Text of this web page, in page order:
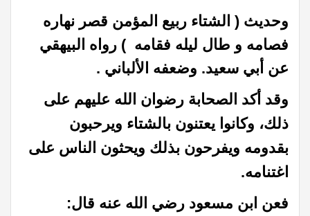
وحديث ( الشتاء ربيع المؤمن قصر نهاره
فصامه و طال ليله فقامه )‌ رواه البيهقي
عن أبي سعيد. وضعفه الألباني .
وقد أكد الصحابة رضوان الله عليهم على
ذلك، وكانوا يعتنون بالشتاء ويرحبون
بقدومه ويفرحون بذلك ويحثون الناس على
اغتنامه.
فعن ابن مسعود رضي الله عنه قال: